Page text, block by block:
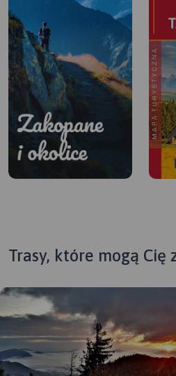
Zakopane i
Trasy, które mogą Cię